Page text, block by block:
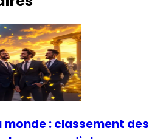
monde : classement des